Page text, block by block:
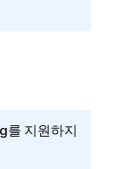
를 지원하지